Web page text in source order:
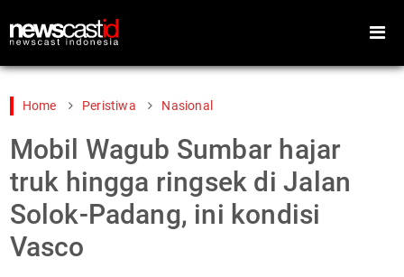
Home
Peristiwa
Gaya Hidup
Teknologi
Games
Home Peristiwa Nasional
Mobil Wagub Sumbar hajar
truk hingga ringsek di Jalan
Solok-Padang, ini kondisi
Vasco